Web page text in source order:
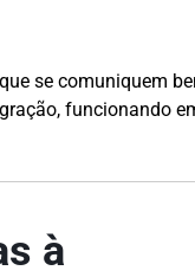
se comuniquem
funcionando
à